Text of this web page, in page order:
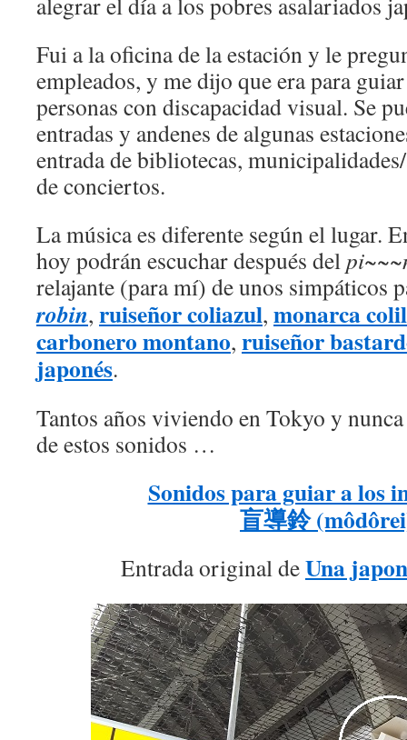
Fui a la oficina de la estación y le
empleados, y me dijo que era para
personas con discapacidad visual. Se
entradas y andenes de algunas
entrada de bibliotecas,
de conciertos.
La música es diferente según el lugar.
hoy podrán escuchar después del
relajante (para mí) de unos simpáticos
robin, ruiseñor coliazul, monarca
carbonero montano, ruiseñor
japonés.
Tantos años viviendo en Tokyo y
de estos sonidos …
Sonidos para guiar a los
盲導鈴
Entrada original deUna